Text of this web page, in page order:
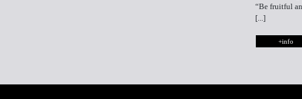
“Be fruitful
[...]
+info